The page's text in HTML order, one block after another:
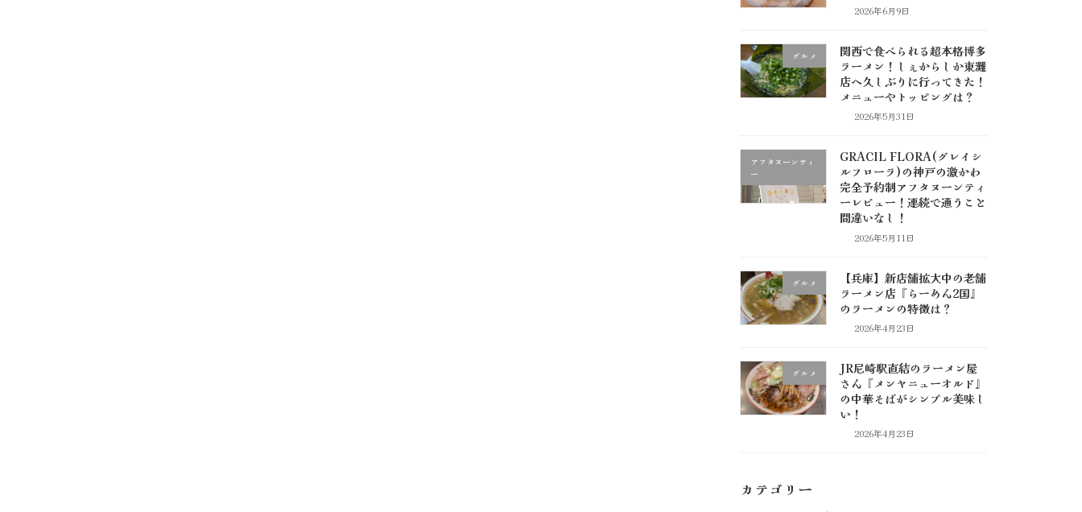
2026年6月9日
グルメ
関西で食べられる超本格博多
ラーメン！しぇからしか東灘
店へ久しぶりに行ってきた！
メニューやトッピングは？
2026年5月31日
アフタヌーンティ
ー
GRACIL FLORA(グレイシ
ルフローラ)の神戸の激かわ
完全予約制アフタヌーンティ
ーレビュー！連続で通うこと
間違いなし！
2026年5月11日
グルメ
【兵庫】新店舗拡大中の老舗
ラーメン店『らーめん2国』
のラーメンの特徴は？
2026年4月23日
グルメ
JR尼崎駅直結のラーメン屋
さん『メンヤニューオルド』
の中華そばがシンプル美味し
い！
2026年4月23日
カテゴリー